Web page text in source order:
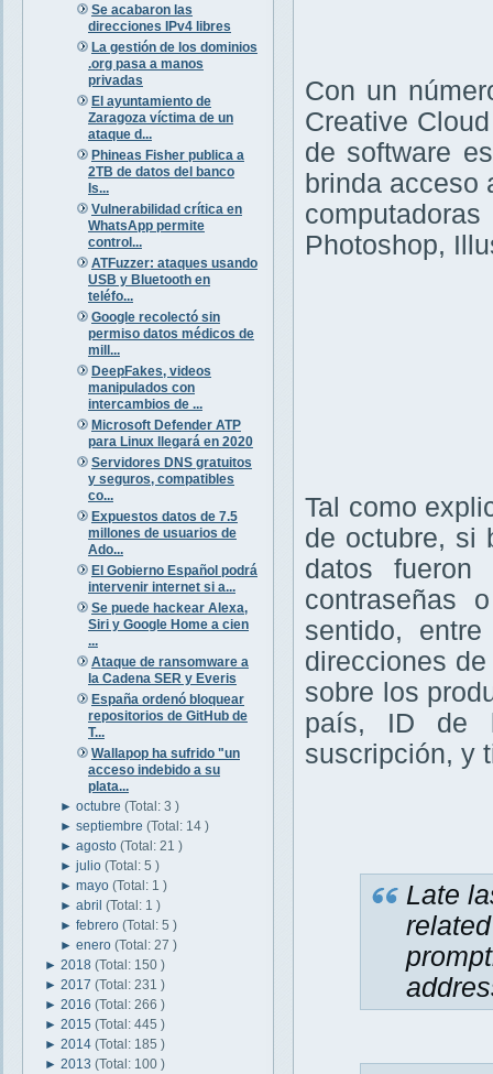
Se acabaron las
direcciones IPv4 libres
La gestión de los dominios
.org pasa a manos
privadas
El ayuntamiento de
Zaragoza víctima de un
ataque d...
Phineas Fisher publica a
2TB de datos del banco
Is...
Vulnerabilidad crítica en
WhatsApp permite
control...
ATFuzzer: ataques usando
USB y Bluetooth en
teléfo...
Google recolectó sin
permiso datos médicos de
mill...
DeepFakes, videos
manipulados con
intercambios de ...
Microsoft Defender ATP
para Linux llegará en 2020
Servidores DNS gratuitos
y seguros, compatibles
co...
Expuestos datos de 7.5
millones de usuarios de
Ado...
El Gobierno Español podrá
intervenir internet si a...
Se puede hackear Alexa,
Siri y Google Home a cien
...
Ataque de ransomware a
la Cadena SER y Everis
España ordenó bloquear
repositorios de GitHub de
T...
Wallapop ha sufrido "un
acceso indebido a su
plata...
►octubre(Total: 3 )
►septiembre(Total: 14 )
►agosto(Total: 21 )
►julio(Total: 5 )
►mayo(Total: 1 )
►abril(Total: 1 )
►febrero(Total: 5 )
►enero(Total: 27 )
► 2018 (Total: 150 )
► 2017 (Total: 231 )
► 2016 (Total: 266 )
► 2015 (Total: 445 )
► 2014 (Total: 185 )
► 2013 (Total: 100 )
Con un
Creative
de software
brinda acceso
Photoshop,
Tal como
de octubre, si
datos fueron
contraseñas
sentido,
direcciones
sobre los
país, ID de
suscripción, y
Late